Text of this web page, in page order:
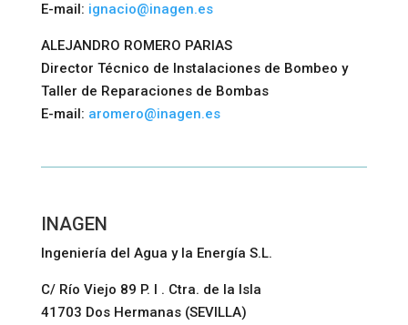
E-mail: ignacio@inagen.es
ALEJANDRO ROMERO PARIAS
Director Técnico de Instalaciones de Bombeo y
Taller de Reparaciones de Bombas
E-mail: aromero@inagen.es
INAGEN
Ingeniería del Agua y la Energía S.L.
C/ Río Viejo 89 P. I . Ctra. de la Isla
41703 Dos Hermanas (SEVILLA)